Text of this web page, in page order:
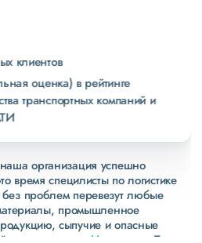
клиентов
оценка) в рейтинге
транспортных компаний и
организация успешно
время специлисты по логистике
проблем перевезут любые
промышленное
сыпучие и опасные